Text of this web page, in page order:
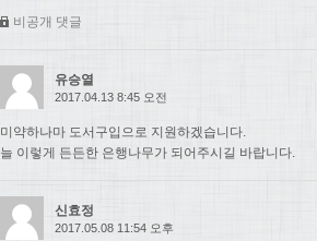
비공개 댓글
유승열
2017.04.13 8:45 오전
미약하나마 도서구입으로 지원하겠습니다.
늘 이렇게 든든한 은행나무가 되어주시길 바랍니다.
신효정
2017.05.08 11:54 오후